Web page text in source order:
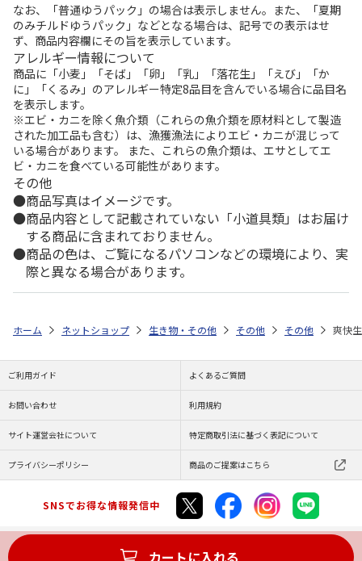
なお、「普通ゆうパック」の場合は表示しません。また、「夏期
のみチルドゆうパック」などとなる場合は、記号での表示はせ
ず、商品内容欄にその旨を表示しています。
アレルギー情報について
商品に「小麦」「そば」「卵」「乳」「落花生」「えび」「か
に」「くるみ」のアレルギー特定8品目を含んでいる場合に品目名
を表示します。
※エビ・カニを除く魚介類（これらの魚介類を原材料として製造
された加工品も含む）は、漁獲漁法によりエビ・カニが混じって
いる場合があります。 また、これらの魚介類は、エサとしてエ
ビ・カニを食べている可能性があります。
その他
商品写真はイメージです。
商品内容として記載されていない「小道具類」はお届け
する商品に含まれておりません。
商品の色は、ご覧になるパソコンなどの環境により、実
際と異なる場合があります。
カートに入れる
ホーム ネットショップ 生き物・その他 その他 その他 爽快
ご利用ガイド よくあるご質問
お問い合わせ 利用規約
サイト運営会社について 特定商取引法に基づく表記について
プライバシーポリシー 商品のご提案はこちら
SNSでお得な情報発信中